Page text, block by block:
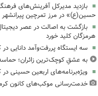
بازدید مدیرکل آفرینش‌های
حسین(ع)» در مرز تمرچین پیرانشهر
بازگشت به اصالت در عصر
هرمزگان کلید خورد
سه ایستگاه پررفت‌وآمد دانایی
به عشقِ کوچک‌ترین زائران؛
ویژه‌برنامه‌های اربعین حسینی در
خدمت‌رسانی موکب‌های کانون